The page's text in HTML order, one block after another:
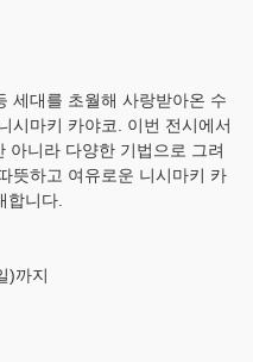
세대를 초월해 사랑받아온 수
시마키 카야코. 이번 전시에서
아니라 다양한 기법으로 그려
뜻하고 여유로운 니시마키 카
합니다.
)까지